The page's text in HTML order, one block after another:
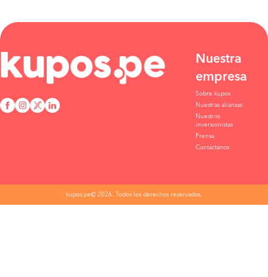
Nuestra
empresa
Sobre kupos
Nuestras alianzas
Nuestros
inversionistas
Prensa
Contáctanos
kupos.pe© 2026. Todos los derechos reservados.